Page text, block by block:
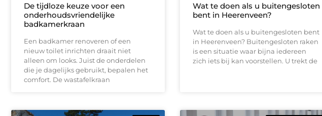
De tijdloze keuze voor een
onderhoudsvriendelijke
badkamerkraan
Een badkamer renoveren of een
nieuw toilet inrichten draait niet
alleen om looks. Juist de onderdelen
die je dagelijks gebruikt, bepalen het
comfort. De wastafelkraan
Wat te doen als u buitengesloten
bent in Heerenveen?
Wat te doen als u buitengesloten bent
in Heerenveen? Buitengesloten raken
is een situatie waar bijna iedereen
zich iets bij kan voorstellen. U trekt de